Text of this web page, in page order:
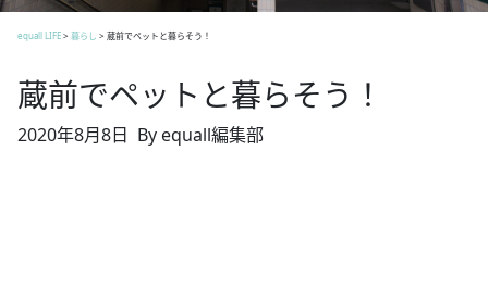
equall LIFE> 暮らし > 蔵前でペットと暮らそう！
蔵前でペットと暮らそう！
2020年8月8日 By equall編集部